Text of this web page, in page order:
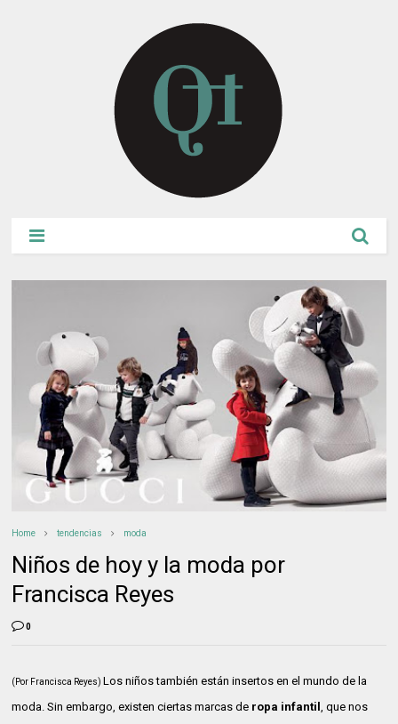
Home tendencias moda
Niños de hoy y la moda por
Francisca Reyes
0
(Por Francisca Reyes) Los niños también están insertos en el mundo de la
moda. Sin embargo, existen ciertas marcas de ropa infantil, que nos